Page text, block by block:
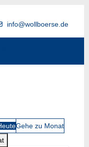
info@wollboerse.de
Gehe zu Monat